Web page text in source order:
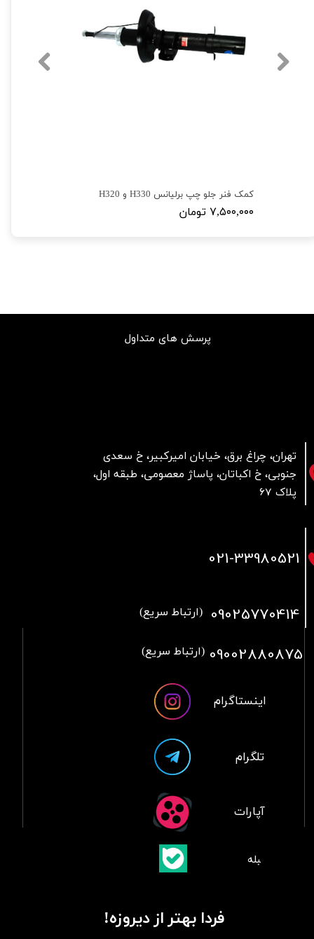
کمک فنر جلو چپ برلیانس H330 و H320
۷,۵۰۰,۰۰۰ تومان
تهران، چراغ برق، خیابان امیرکبیر، خ سعدی
جنوبی، خ اکباتان، پاساژ معصومی، طبقه اول،
پلاک 67
پرسش های متداول
021-33980521
09025770414 (ارتباط سریع)
09002880875 (ارتباط سریع)
فردا بهتر از دیروزه!
آپارات
تلگرام
اینستاگرام
​بلبله​​​​​​​بله